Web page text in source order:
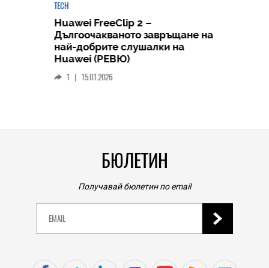
TECH
Huawei FreeClip 2 –
Дългоочакваното завръщане на
най-добрите слушалки на
Huawei (РЕВЮ)
1 15.01.2026
БЮЛЕТИН
Получавай бюлетин по email